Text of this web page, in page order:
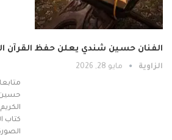
الفنان حسين شندي يعلن حفظ القرآن
الزاوية مايو 28, 2026
حسين
كتاب